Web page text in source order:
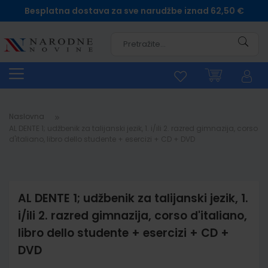
Besplatna dostava za sve narudžbe iznad 62,50 €
Naslovna
AL DENTE 1; udžbenik za talijanski jezik, 1.
i/ili 2. razred gimnazija, corso d'italiano,
libro dello studente + esercizi + CD +
DVD